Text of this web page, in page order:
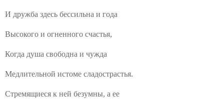
И дружба здесь бессильна и года
Высокого и огненного счастья,
Когда душа свободна и чужда
Медлительной истоме сладострастья.
Стремящиеся к ней безумны, а ее